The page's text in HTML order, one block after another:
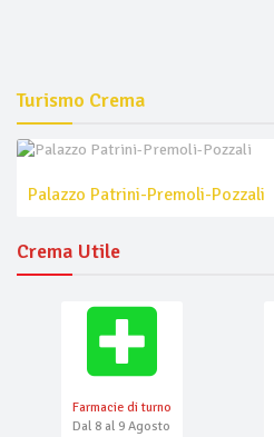
Turismo Crema
Palazzo Patrini-Premoli-Pozzali
Crema Utile
Farmacie di turno
Dal 8 al 9 Agosto